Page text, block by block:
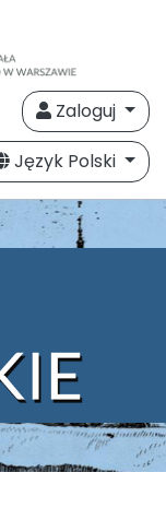
Zaloguj
Język Polski